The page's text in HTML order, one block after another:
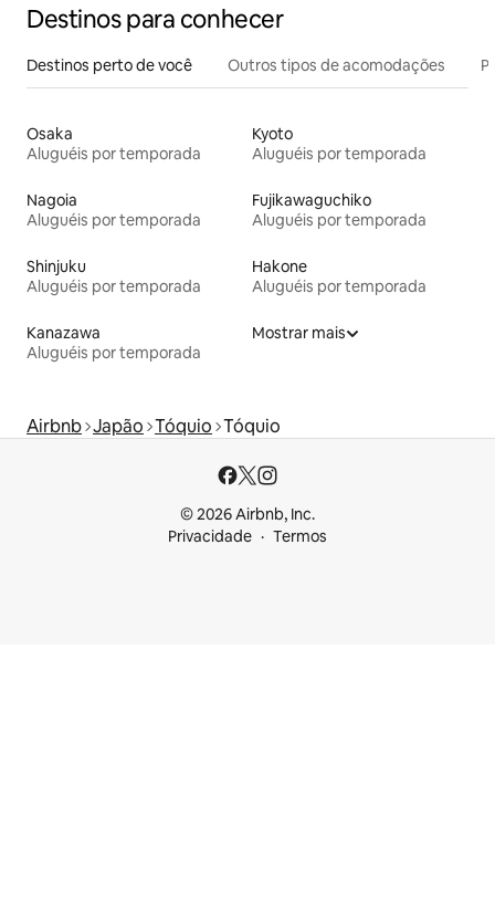
Destinos para conhecer
Destinos perto de você Outros tipos de acomodações
Osaka
Aluguéis por temporada
Kyoto
Aluguéis por temporada
Nagoia
Aluguéis por temporada
Fujikawaguchiko
Aluguéis por temporada
Shinjuku
Aluguéis por temporada
Hakone
Aluguéis por temporada
Kanazawa
Aluguéis por temporada
Mostrar mais
Airbnb Japão Tóquio Tóquio
© 2026 Airbnb, Inc.
Privacidade
Termos